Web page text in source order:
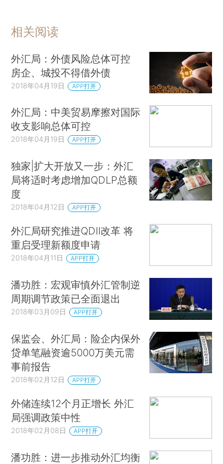
相关阅读
外汇局：外债风险总体可控
房企、城投不得借外债
2018年04月19日 APP打开
外汇局：中美贸易摩擦对国际
收支影响总体可控
2018年04月19日 APP打开
独家|扩大开放又一步：外汇
局将适时考虑增加QDLP总额
度
2018年04月12日 APP打开
外汇局研究推进QDII改革 将
重启受理新额度申请
2018年04月11日 APP打开
潘功胜：宏观审慎外汇管制逆
周期调节政策已全面退出
2018年03月09日 APP打开
保监会、外汇局：险企内保外
贷单笔融资逾5000万美元需
事前报告
2018年02月12日 APP打开
外储连续12个月正增长 外汇
局强调政策中性
2018年02月08日 APP打开
潘功胜：进一步推动外汇均衡